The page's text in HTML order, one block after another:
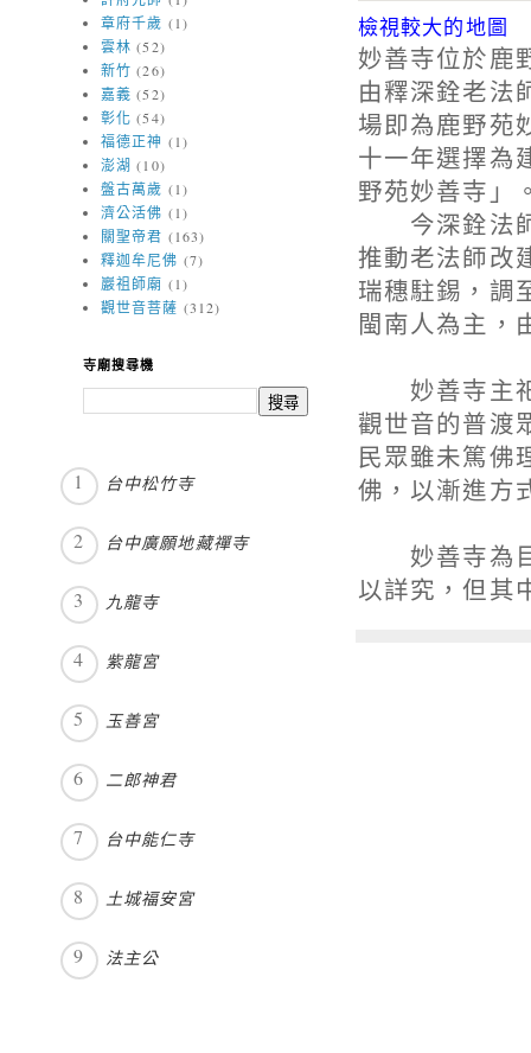
檢視較大的地圖
妙善寺位於鹿
由釋深銓老法
場即為鹿野苑
十一年選擇為
野苑妙善寺」
今深銓法師
推動老法師改
瑞穗駐錫，調
閩南人為主，
妙善寺主祀
觀世音的普渡
民眾雖未篤佛
佛，以漸進方
妙善寺為目
以詳究，但其
章府千歲 (1)
雲林 (52)
新竹 (26)
嘉義 (52)
彰化 (54)
福德正神 (1)
澎湖 (10)
盤古萬歲 (1)
濟公活佛 (1)
關聖帝君 (163)
釋迦牟尼佛 (7)
巖祖師廟 (1)
觀世音菩薩 (312)
寺廟搜尋機
台中松竹寺
台中廣願地藏禪寺
九龍寺
紫龍宮
玉善宮
二郎神君
台中能仁寺
土城福安宮
法主公